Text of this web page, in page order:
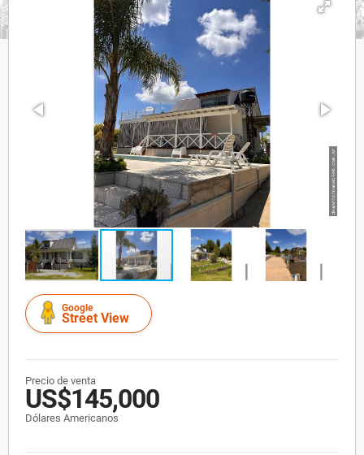
Google
Street View
Precio de venta
US$145,000
Dólares Americanos